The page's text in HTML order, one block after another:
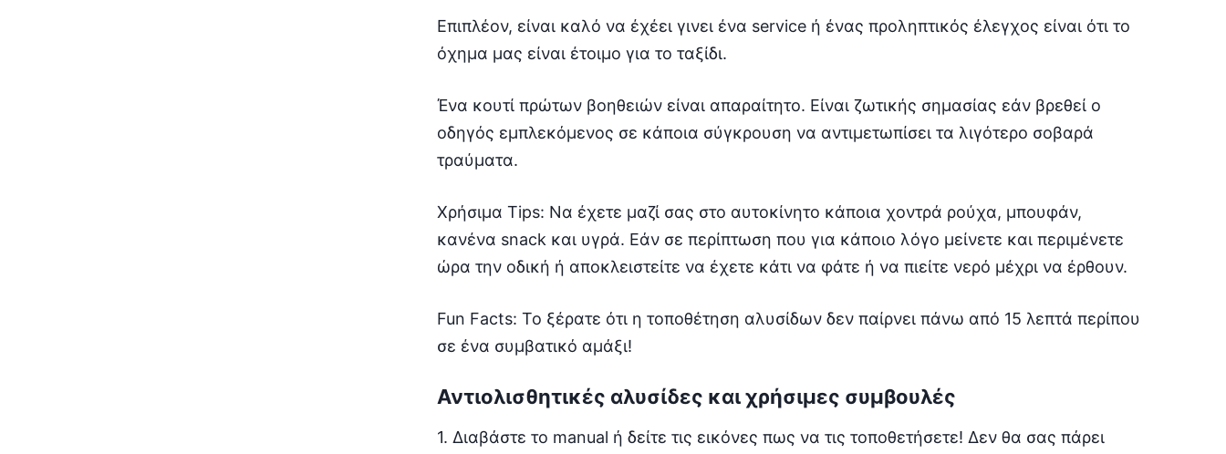
Επιπλέον, είναι καλό να έχέει γινει ένα service ή ένας προληπτικός έλεγχος είναι ότι το
όχημα μας είναι έτοιμο για το ταξίδι.
Ένα κουτί πρώτων βοηθειών είναι απαραίτητο. Είναι ζωτικής σημασίας εάν βρεθεί ο
οδηγός εμπλεκόμενος σε κάποια σύγκρουση να αντιμετωπίσει τα λιγότερο σοβαρά
τραύματα.
Χρήσιμα Tips: Να έχετε μαζί σας στο αυτοκίνητο κάποια χοντρά ρούχα, μπουφάν,
κανένα snack και υγρά. Εάν σε περίπτωση που για κάποιο λόγο μείνετε και περιμένετε
ώρα την οδική ή αποκλειστείτε να έχετε κάτι να φάτε ή να πιείτε νερό μέχρι να έρθουν.
Fun Facts: Το ξέρατε ότι η τοποθέτηση αλυσίδων δεν παίρνει πάνω από 15 λεπτά περίπου
σε ένα συμβατικό αμάξι!
Αντιολισθητικές αλυσίδες και χρήσιμες συμβουλές
1. Διαβάστε το manual ή δείτε τις εικόνες πως να τις τοποθετήσετε! Δεν θα σας πάρει